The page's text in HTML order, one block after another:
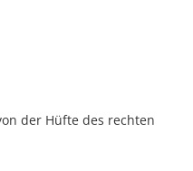
der Hüfte des rechten